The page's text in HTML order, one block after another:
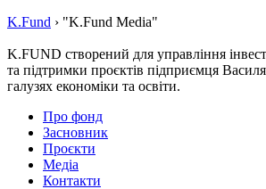
K.Fund › "K.Fund Media"
K.FUND створений для управління
та підтримки проєктів підприємця
галузях економіки та освіти.
Про фонд
Засновник
Проєкти
Медіа
Контакти